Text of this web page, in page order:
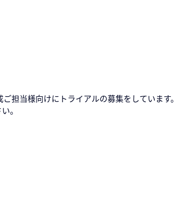
担当様向けにトライアルの募集をしています。
。